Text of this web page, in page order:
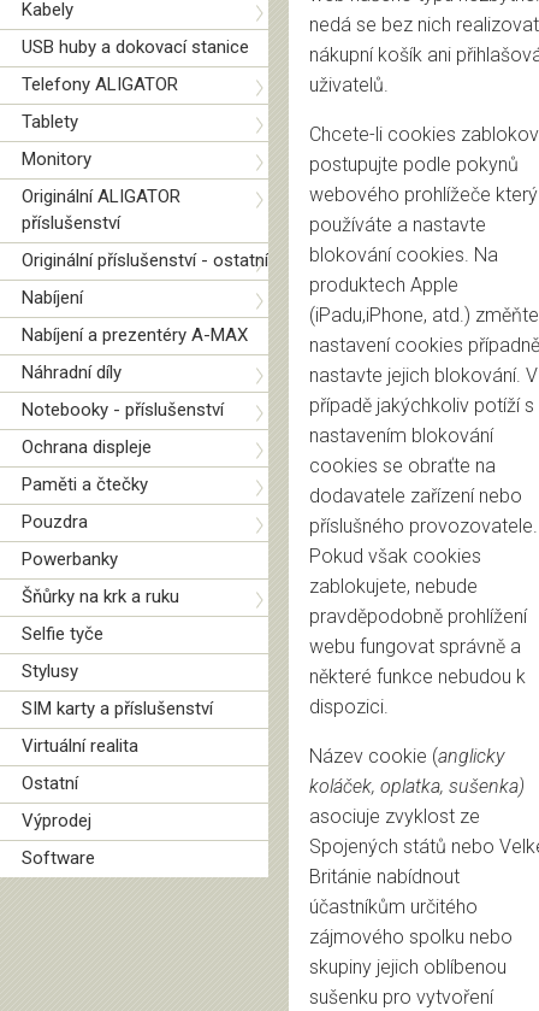
Kabely
USB huby a dokovací stanice
Telefony ALIGATOR
Tablety
Monitory
Originální ALIGATOR
příslušenství
Originální příslušenství - ostatní
Nabíjení
Nabíjení a prezentéry A-MAX
Náhradní díly
Notebooky - příslušenství
Ochrana displeje
Paměti a čtečky
Pouzdra
Powerbanky
Šňůrky na krk a ruku
Selfie tyče
Stylusy
SIM karty a příslušenství
Virtuální realita
Ostatní
Výprodej
Software
nedá se bez nich realizovat
nákupní košík ani
uživatelů.
Chcete-li cookies
postupujte podle pokynů
webového prohlížeče který
používáte a nastavte
blokování cookies. Na
produktech Apple
(iPadu,iPhone, atd.) změňte
nastavení cookies případně
nastavte jejich blokování. V
případě jakýchkoliv potíží s
nastavením blokování
cookies se obraťte na
dodavatele zařízení nebo
příslušného provozovatele.
Pokud však cookies
zablokujete, nebude
pravděpodobně prohlížení
webu fungovat správně a
některé funkce nebudou k
dispozici.
Název cookie (anglicky
koláček, oplatka, sušenka)
asociuje zvyklost ze
Spojených států nebo
Británie nabídnout
účastníkům určitého
zájmového spolku nebo
skupiny jejich oblíbenou
sušenku pro vytvoření